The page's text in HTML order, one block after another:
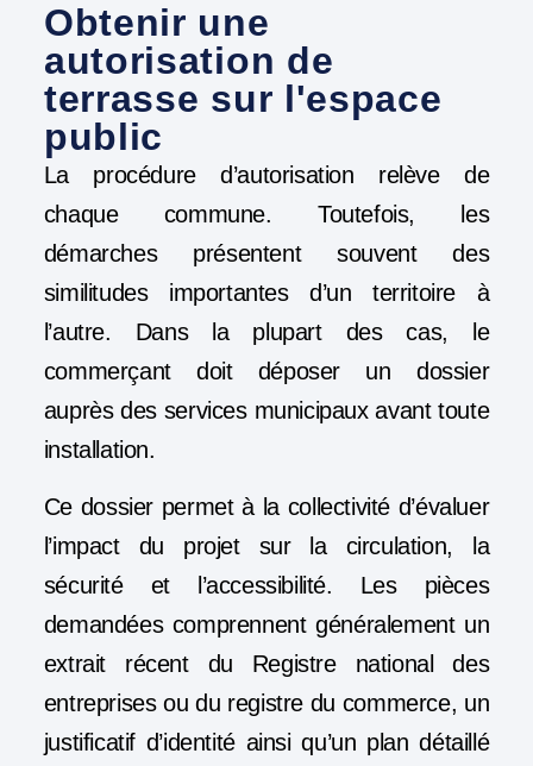
Obtenir une
autorisation de
terrasse sur l'espace
public
La procédure d’autorisation relève de
chaque commune. Toutefois, les
démarches présentent souvent des
similitudes importantes d’un territoire à
l’autre. Dans la plupart des cas, le
commerçant doit déposer un dossier
auprès des services municipaux avant toute
installation.
Ce dossier permet à la collectivité d’évaluer
l’impact du projet sur la circulation, la
sécurité et l’accessibilité. Les pièces
demandées comprennent généralement un
extrait récent du Registre national des
entreprises ou du registre du commerce, un
justificatif d’identité ainsi qu’un plan détaillé